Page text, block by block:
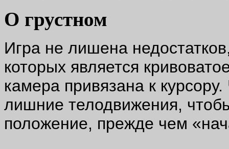
О грустном
Игра не лишена
которых является
камера привязана к
лишние телодвижения,
положение, прежде чем